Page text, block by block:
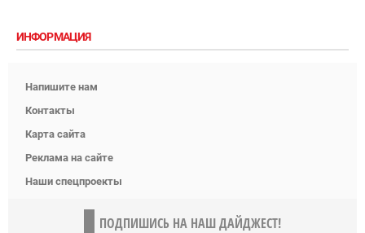
ИНФОРМАЦИЯ
Напишите нам
Контакты
Карта сайта
Реклама на сайте
Наши спецпроекты
ПОДПИШИСЬ НА НАШ ДАЙДЖЕСТ!